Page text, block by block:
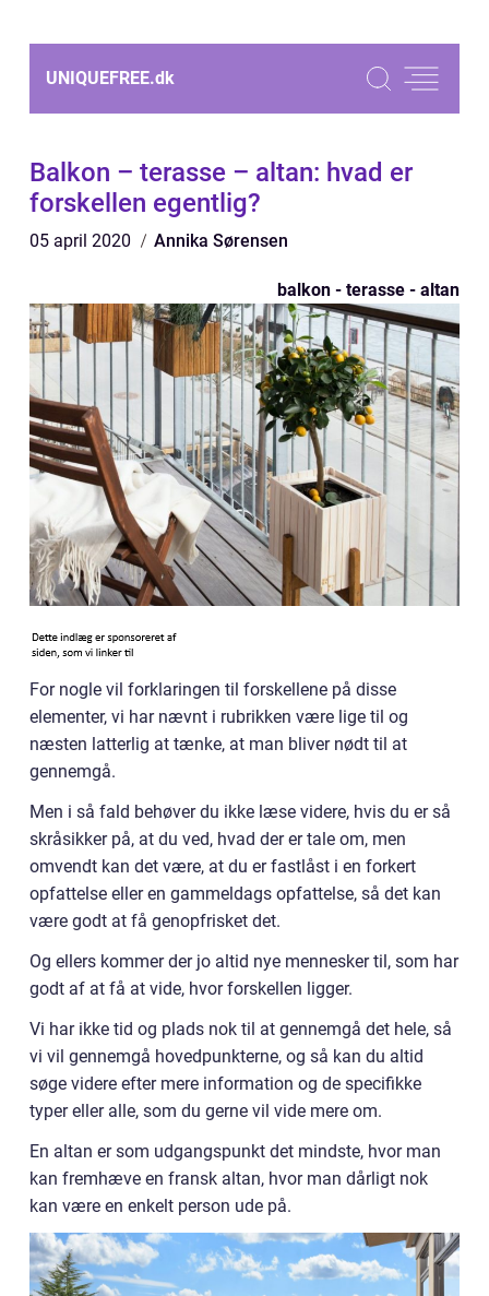
UNIQUEFREE.dk
Balkon – terasse – altan: hvad er
forskellen egentlig?
05 april 2020 Annika Sørensen
balkon - terasse - altan
For nogle vil forklaringen til forskellene på disse
elementer, vi har nævnt i rubrikken være lige til og
næsten latterlig at tænke, at man bliver nødt til at
gennemgå.
Men i så fald behøver du ikke læse videre, hvis du er så
skråsikker på, at du ved, hvad der er tale om, men
omvendt kan det være, at du er fastlåst i en forkert
opfattelse eller en gammeldags opfattelse, så det kan
være godt at få genopfrisket det.
Og ellers kommer der jo altid nye mennesker til, som har
godt af at få at vide, hvor forskellen ligger.
Vi har ikke tid og plads nok til at gennemgå det hele, så
vi vil gennemgå hovedpunkterne, og så kan du altid
søge videre efter mere information og de specifikke
typer eller alle, som du gerne vil vide mere om.
En altan er som udgangspunkt det mindste, hvor man
kan fremhæve en fransk altan, hvor man dårligt nok
kan være en enkelt person ude på.